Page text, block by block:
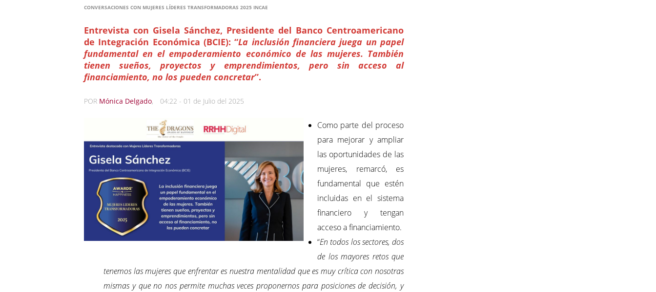
CONVERSACIONES CON MUJERES LÍDERES TRANSFORMADORAS 2025 INCAE
Entrevista con Gisela Sánchez, Presidente del Banco Centroamericano
de Integración Económica (BCIE): “La inclusión financiera juega un papel
fundamental en el empoderamiento económico de las mujeres. También
tienen sueños, proyectos y emprendimientos, pero sin acceso al
financiamiento, no los pueden concretar”.
POR Mónica Delgado, 04:22 - 01 de Julio del 2025
Como parte del proceso
para mejorar y ampliar
las oportunidades de las
mujeres, remarcó, es
fundamental que estén
incluidas en el sistema
financiero y tengan
acceso a financiamiento.
“En todos los sectores, dos
de los mayores retos que
tenemos las mujeres que enfrentar es nuestra mentalidad que es muy crítica con nosotras
mismas y que no nos permite muchas veces proponernos para posiciones de decisión, y